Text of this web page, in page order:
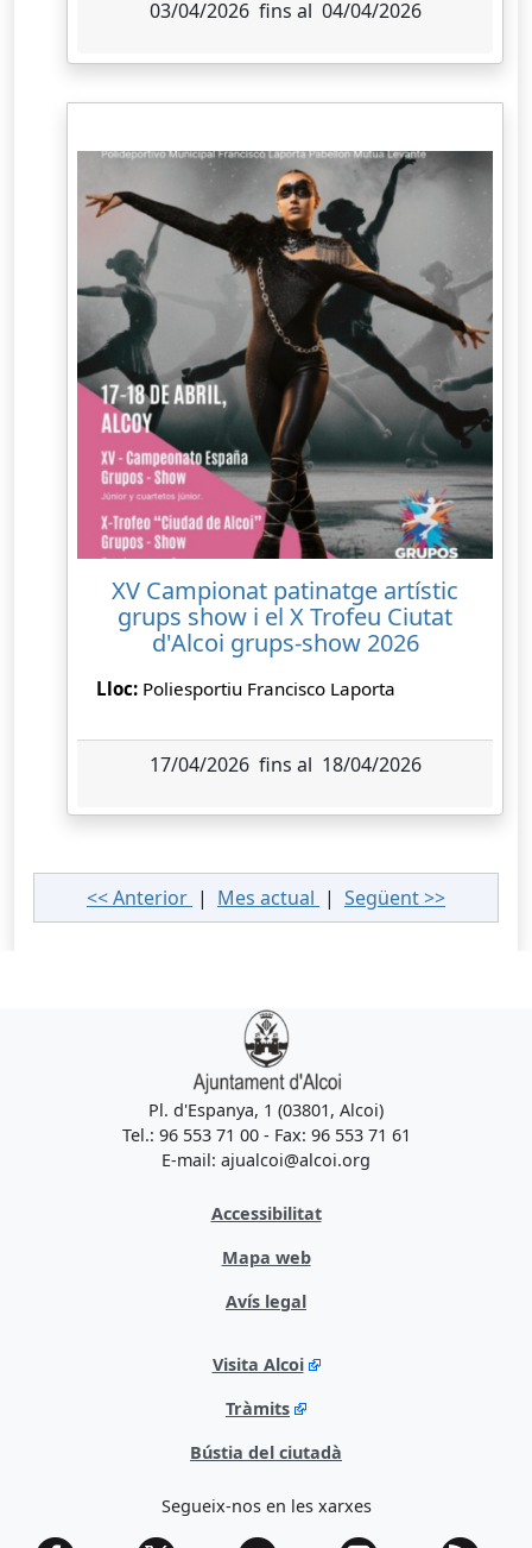
03/04/2026 fins al 04/04/2026
XV Campionat patinatge artístic
grups show i el X Trofeu Ciutat
d'Alcoi grups-show 2026
Lloc: Poliesportiu Francisco Laporta
17/04/2026 fins al 18/04/2026
<< Anterior | Mes actual | Següent >>
Pl. d'Espanya, 1 (03801, Alcoi)
Tel.: 96 553 71 00 - Fax: 96 553 71 61
E-mail: ajualcoi@alcoi.org
Accessibilitat
Mapa web
Avís legal
Visita Alcoi
Tràmits
Bústia del ciutadà
Segueix-nos en les xarxes